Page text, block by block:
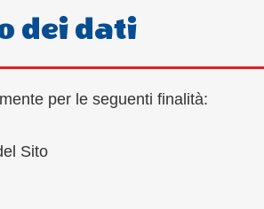
dei dati
per le seguenti finalità:
Sito